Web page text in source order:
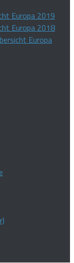
Europa 2019
Europa 2018
Europa